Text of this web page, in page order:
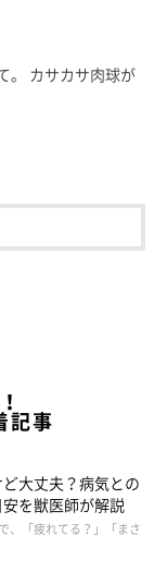
、少しの間でも飼
たり、排泄や破壊
いまでの間に構築
い主さんとの必要
神が飼い主さんに
。 カサカサ肉球が
記事
大丈夫？病気との
を獣医師が解説
、「疲れてる？」「まさ